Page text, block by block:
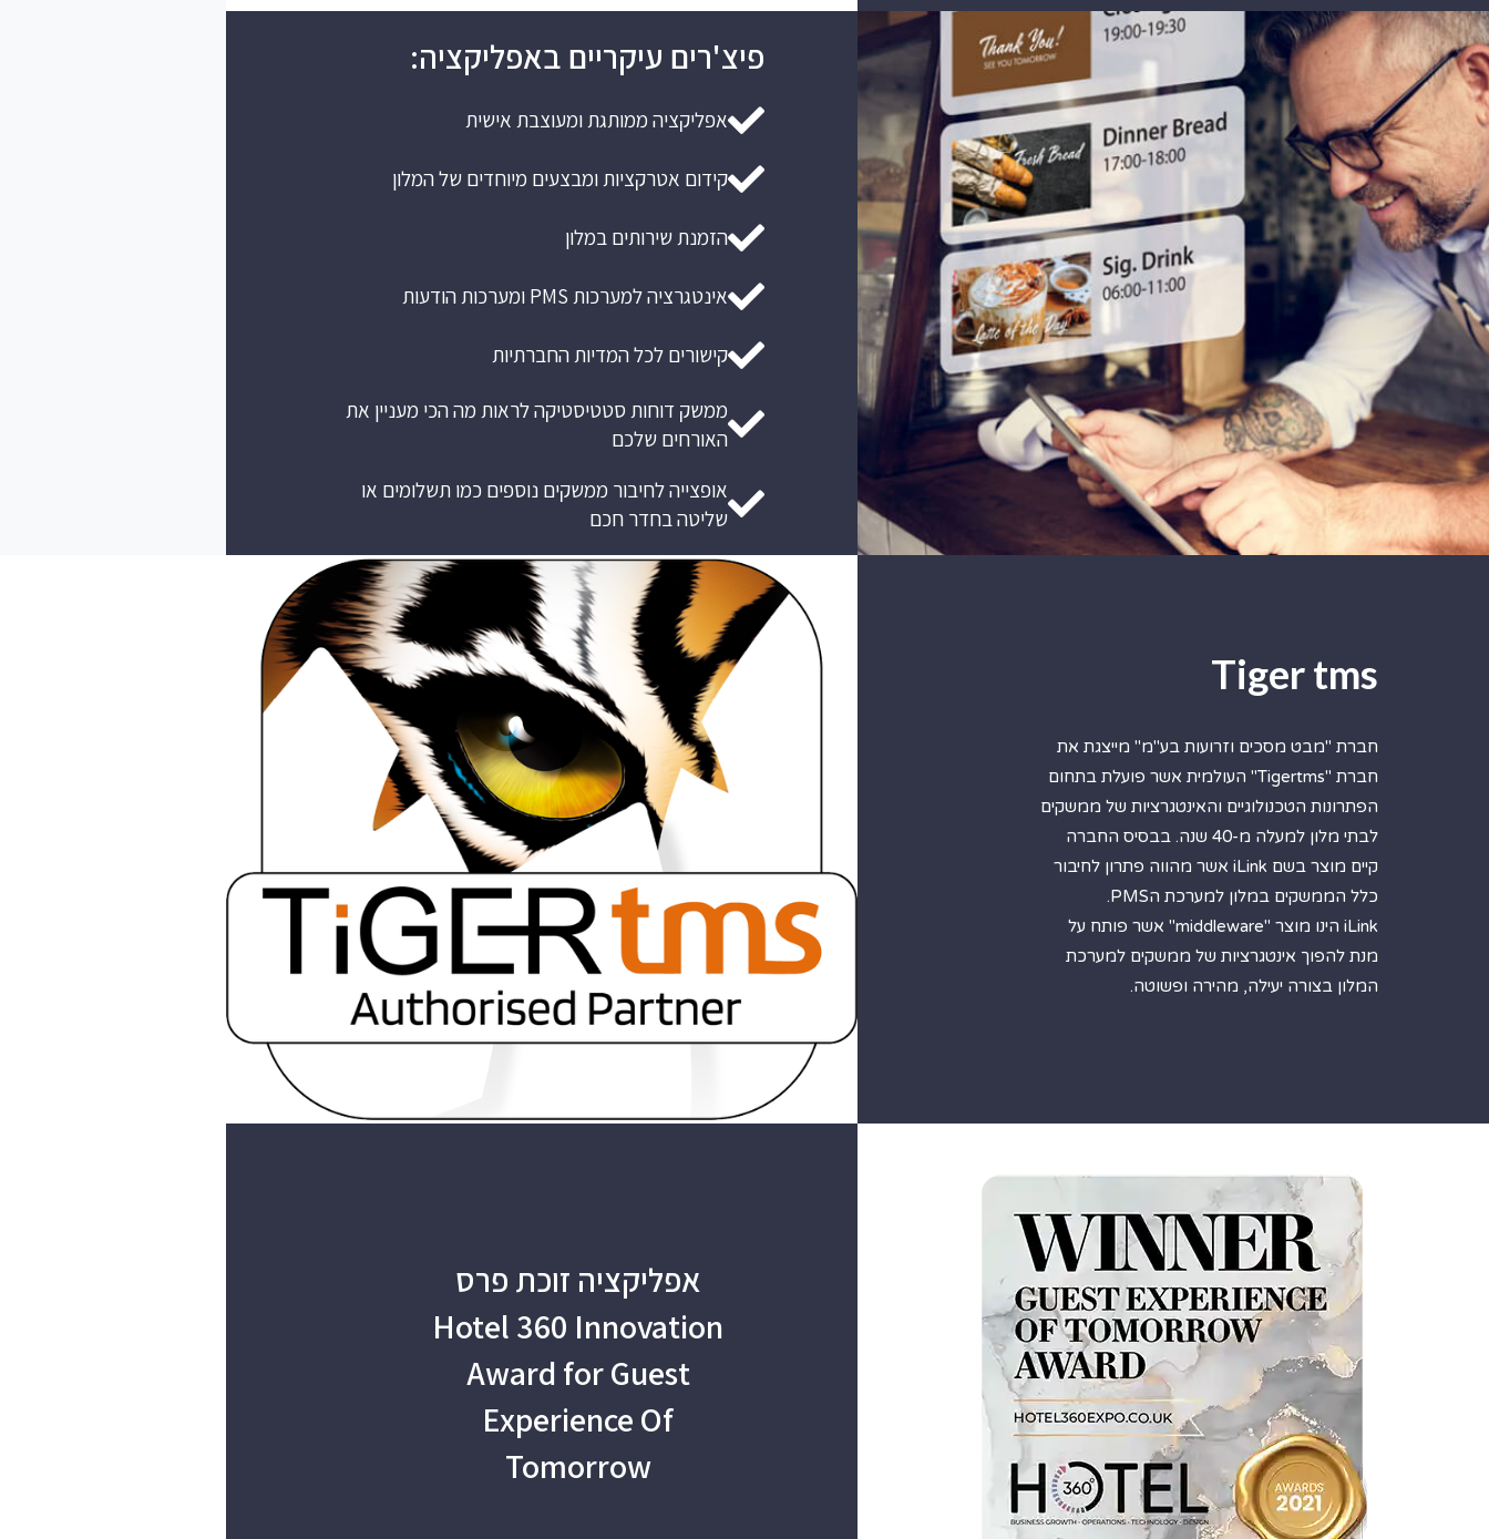
פיצ'רים עיקריים באפליקציה:
אפליקציה ממותגת ומעוצבת אישית
קידום אטרקציות ומבצעים מיוחדים של המלון
הזמנת שירותים במלון
אינטגרציה למערכות PMS ומערכות הודעות
קישורים לכל המדיות החברתיות
ממשק דוחות סטטיסטיקה לראות מה הכי מעניין את
האורחים שלכם
אופצייה לחיבור ממשקים נוספים כמו תשלומים או
שליטה בחדר חכם
Tiger tms
חברת "מבט מסכים וזרועות בע"מ" מייצגת את
חברת "Tigertms" העולמית אשר פועלת בתחום
הפתרונות הטכנולוגיים והאינטגרציות של ממשקים
לבתי מלון למעלה מ-40 שנה. בבסיס החברה
קיים מוצר בשם iLink אשר מהווה פתרון לחיבור
כלל הממשקים במלון למערכת הPMS.
iLink הינו מוצר "middleware" אשר פותח על
מנת להפוך אינטגרציות של ממשקים למערכת
המלון בצורה יעילה, מהירה ופשוטה.
אפליקציה זוכת פרס
Hotel 360 Innovation
Award for Guest
Experience Of
Tomorrow